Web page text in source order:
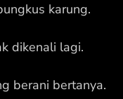
karung.
dikenali lagi.
berani bertanya.